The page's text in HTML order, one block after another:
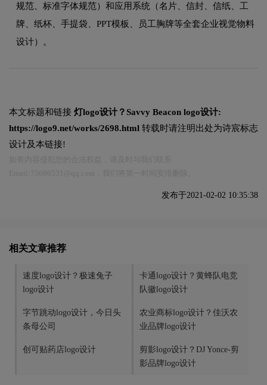
规范、标准字体规范）和应用系统（名片、信封、信纸、工
牌、纸杯、手提袋、PPT模板、员工胸牌等全套企业视觉物料
设计）。
本文标题和链接 灯logo设计？Savvy Beacon logo设计:
https://logo9.net/works/2698.html 转载时请注明出处为诗宸标志
设计及本链接!
发布于2021-02-02 10:35:38
相关文章推荐
速度logo设计？极速兔子
logo设计
卡通logo设计？黄蜂队电竞
队徽logo设计
字节跳动logo设计，今日头
条母公司
农业商标logo设计？佳沃农
业品牌logo设计
创可贴药店logo设计
剪影logo设计？DJ Yonce-剪
影品牌logo设计